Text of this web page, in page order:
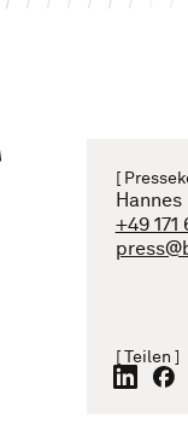
[
Hannes
+49 171
[ Teilen ]